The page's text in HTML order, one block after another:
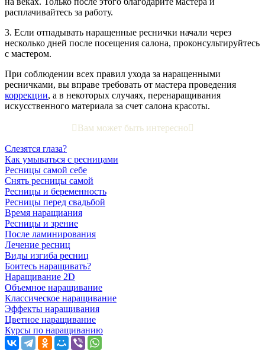
расплачивайтесь за работу.
3. Если отпадывать наращенные реснички начали через
несколько дней после посещения салона, проконсультируйтесь
с мастером.
При соблюдении всех правил ухода за наращенными
ресничками, вы вправе требовать от мастера проведения
коррекции, а в некоторых случаях, перенаращивания
искусственного материала за счет салона красоты.
 Вам может быть интересно
Слезятся глаза?
Как умываться с ресницами
Ресницы самой себе
Снять ресницы самой
Ресницы и беременность
Ресницы перед свадьбой
Время наращиания
Ресницы и зрение
После ламинирования
Лечение ресниц
Виды изгиба ресниц
Боитесь наращивать?
Наращивание 2D
Объемное наращивание
Классическое наращивание
Эффекты наращивания
Цветное наращивание
Курсы по наращиванию